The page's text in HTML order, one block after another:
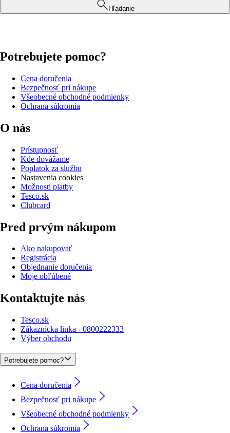
Hľadanie
Potrebujete pomoc?
Cena doručenia
Bezpečnosť pri nákupe
Všeobecné obchodné podmienky
Ochrana súkromia
O nás
Prístupnosť
Kde dovážame
Poplatok za službu
Nastavenia cookies
Možnosti platby
Tesco.sk
Clubcard
Pred prvým nákupom
Ako nakupovať
Registrácia
Objednanie doručenia
Moje obľúbené
Kontaktujte nás
Tesco.sk
Zákaznícka linka - 0800222333
Výber obchodu
Potrebujete pomoc?
Cena doručenia
Bezpečnosť pri nákupe
Všeobecné obchodné podmienky
Ochrana súkromia